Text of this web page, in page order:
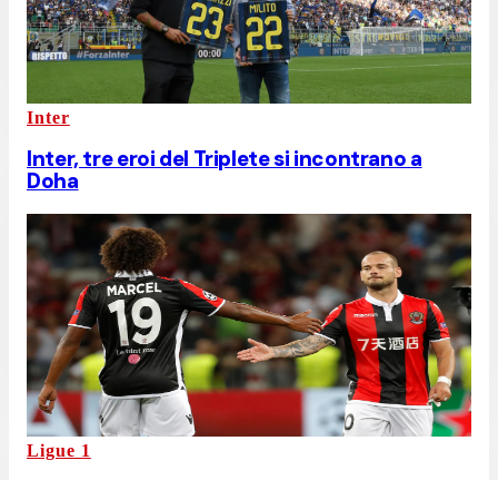
Inter
Inter, tre eroi del Triplete si incontrano a
Doha
Ligue 1